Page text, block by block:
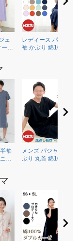
ェ
ガ
レディース パジャマ
袖 かぶり 綿100％二
袖
ッ
メンズ パジャマ 半
ぶり 丸首 綿100％二